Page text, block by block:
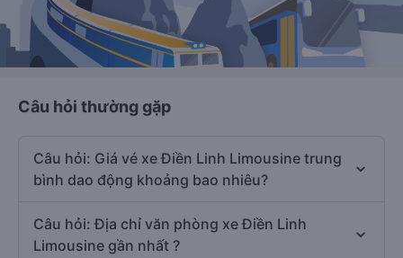
Câu hỏi thường gặp
Câu hỏi: Giá vé xe Điền Linh Limousine trung
bình dao động khoảng bao nhiêu?
Câu hỏi: Địa chỉ văn phòng xe Điền Linh
Limousine gần nhất ?